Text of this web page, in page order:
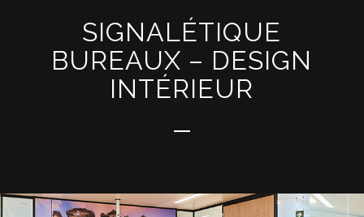
SIGNALÉTIQUE
BUREAUX – DESIGN
INTÉRIEUR